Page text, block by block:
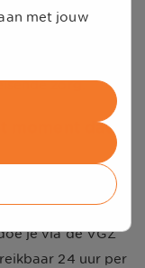
via 0900 8490
als je naar je
zorg.
moment dat
naartoe gaat?
aan op het
je via de VGZ
24 uur per
met jouw